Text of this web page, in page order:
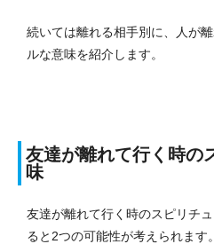
続いては離れる相手別に、人が
ルな意味を紹介します。
友達が離れて行く時の
味
友達が離れて行く時のスピリチ
ると2つの可能性が考えられます。